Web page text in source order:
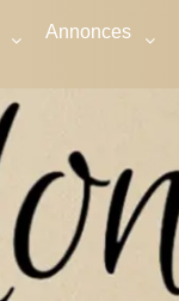
Annonces